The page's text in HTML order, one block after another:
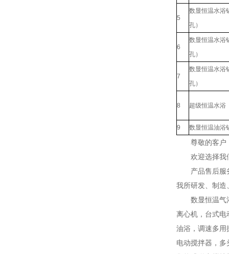
5
数显恒温水浴
孔）
6
数显恒温水浴
孔）
7
数显恒温水浴
孔）
8 超级恒温水浴
9 数显恒温油浴
尊敬的客户
欢迎选择我
产品售后服
我所研发、制造
数显恒温气
离心机，台式电
油浴，调速多用
电动搅拌器，